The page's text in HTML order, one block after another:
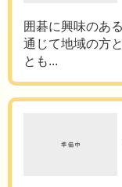
囲碁に興味のあ
通じて地域の方
とも...